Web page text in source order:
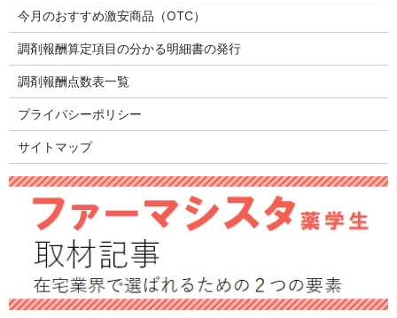
今月のおすすめ激安商品（OTC）
調剤報酬算定項目の分かる明細書の発行
調剤報酬点数表一覧
プライバシーポリシー
サイトマップ